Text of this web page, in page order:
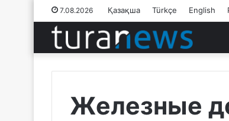
7.08.2026 Қазақша Türkçe English
Железные